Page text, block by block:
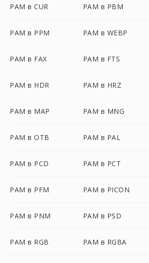
PAM в CUR PAM в PBM
PAM в PPM PAM в WEBP
PAM в FAX PAM в FTS
PAM в HDR PAM в HRZ
PAM в MAP PAM в MNG
PAM в OTB PAM в PAL
PAM в PCD PAM в PCT
PAM в PFM PAM в PICON
PAM в PNM PAM в PSD
PAM в RGB PAM в RGBA